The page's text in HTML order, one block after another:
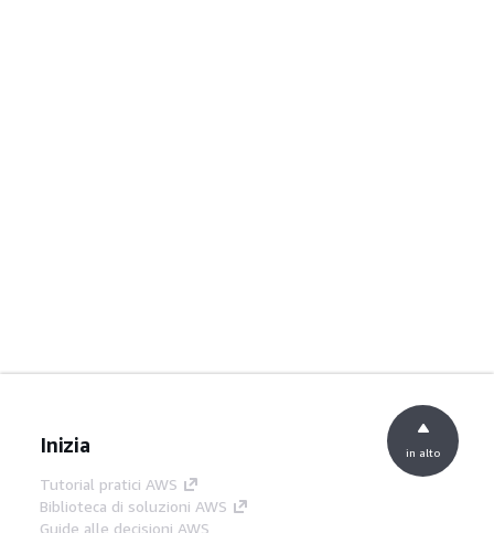
Inizia
Tutorial pratici AWS
Biblioteca di soluzioni AWS
Guide alle decisioni AWS
in alto